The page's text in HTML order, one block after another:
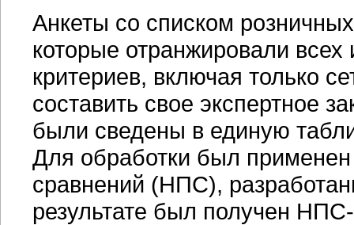
Анкеты со списком
которые отранжировали
критериев, включая только
составить свое экспертное
были сведены в единую
Для обработки был
сравнений (НПС),
результате был получен